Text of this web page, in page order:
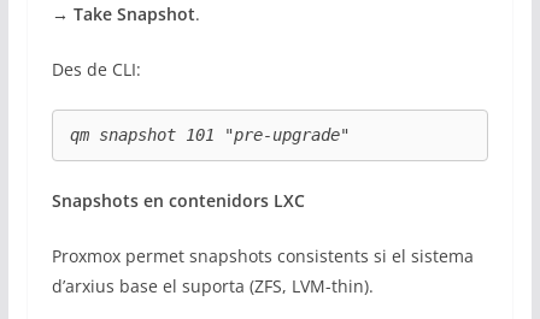
→ Take Snapshot.
Des de CLI:
qm snapshot 101 "pre-upgrade"
Snapshots en contenidors LXC
Proxmox permet snapshots consistents si el sistema
d’arxius base el suporta (ZFS, LVM-thin).